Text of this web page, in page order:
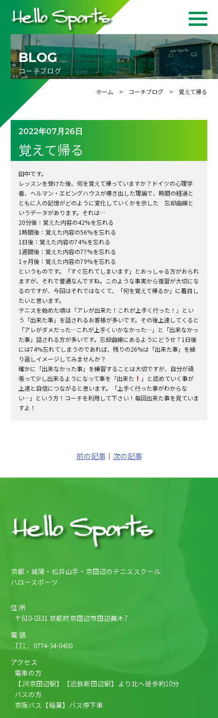
BLOG
コーチブログ
ホーム > コーチブログ> 覚えて帰る
2022年07月26日
覚えて帰る
田中です。
レッスンを受けた後、何を覚えて帰っていますか？ドイツの心理学
者、ヘルマン・エビングハウスが導き出した理論で、時間の経過と
ともに人の記憶がどのように変化していくかを示した 忘却曲線と
いうデータがあります。それは…
20分後：覚えた内容の42%を忘れる
1時間後：覚えた内容の56%を忘れる
1 日後：覚えた内容の74%を忘れる
1週間後：覚えた内容の77%を忘れる
1 ヶ月後：覚えた内容の79%を忘れる
というものです。「すぐ忘れてしまいます」とおっしゃる方がおられ
ますが、それで普通なんですね。このような事実から復習が大切にな
るのですが、今回はそれではなくて、「何を覚えて帰るか」に着目し
たいと思います。
テニスを始めた頃は「アレが出来た！これが上手く行った！」とい
う「出来た事」を話されるお客様が多いです。その後上達してくると
「アレがダメだった…これが上手くいかなかった… 」と「出来なかっ
た事」話される方が多いです。忘却曲線にあるようにどうせ？ 1 日後
には74%忘れてしまうのであれば、残りの26%は「出来た事」を繰
り返しイメージしてみませんか？
確かに「出来なかった事」を練習することは大切ですが、自分が頑
張って少し出来るようになって事を「出来た
」と認めていく事が
上達と自信につながると思います。「上手く行った事がわからな
い… 」という方！コーチを利用して下さい！毎回出来た事を見ていま
すよ！
前の記事｜ 次の記事
京都・城陽・松井山手・京田辺のテニススクール
ハロースポーツ
住 所
〒610-0331 京都府京田辺市田辺蕪木7
電 話
TEL．0774-34-0400
アクセス
電車の方
【JR京田辺駅】【近鉄新田辺駅】より北へ徒歩約10分
バスの方
京阪バス【稲葉】バス停下車